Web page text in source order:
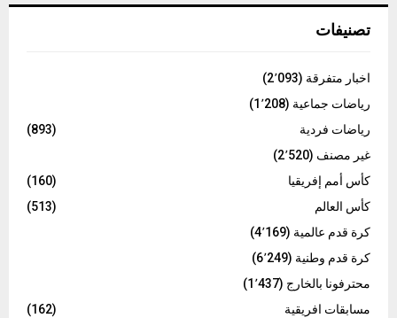
C
تصنيفات
اخبار متفرقة (2٬093)
رياضات جماعية (1٬208)
رياضات فردية
(893)
غير مصنف (2٬520)
كأس أمم إفريقيا
(160)
كأس العالم
(513)
كرة قدم عالمية (4٬169)
كرة قدم وطنية (6٬249)
محترفونا بالخارج (1٬437)
مسابقات افريقية
(162)